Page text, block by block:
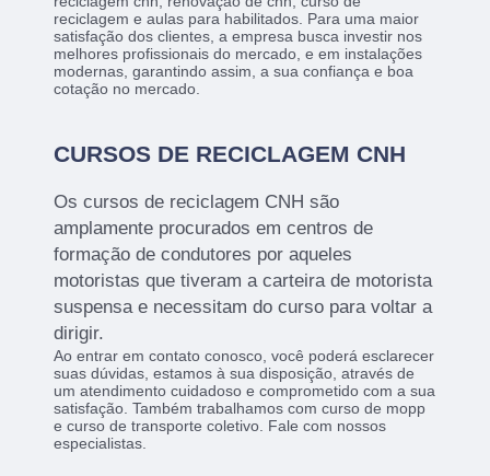
reciclagem e aulas para habilitados. Para uma maior
satisfação dos clientes, a empresa busca investir nos
melhores profissionais do mercado, e em instalações
modernas, garantindo assim, a sua confiança e boa
cotação no mercado.
CURSOS DE RECICLAGEM CNH
Os cursos de reciclagem CNH são
amplamente procurados em centros de
formação de condutores por aqueles
motoristas que tiveram a carteira de motorista
suspensa e necessitam do curso para voltar a
dirigir.
Ao entrar em contato conosco, você poderá esclarecer
suas dúvidas, estamos à sua disposição, através de
um atendimento cuidadoso e comprometido com a sua
satisfação. Também trabalhamos com curso de mopp
e curso de transporte coletivo. Fale com nossos
especialistas.